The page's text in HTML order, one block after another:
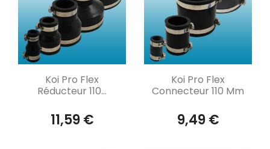
Aperçu rapide
Koi Pro Flex
Réducteur 110...
11,59 €
Aperçu rapide
Koi Pro Flex
Connecteur 110 Mm
9,49 €